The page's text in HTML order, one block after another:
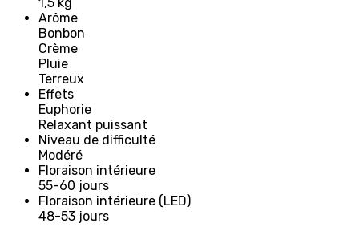
Arôme
Bonbon
Crème
Pluie
Terreux
Effets
Euphorie
Relaxant puissant
Niveau de difficulté
Modéré
Floraison intérieure
55-60 jours
Floraison intérieure (LED)
48-53 jours